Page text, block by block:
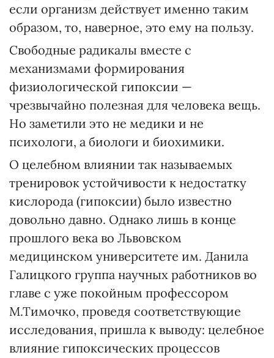
если организм действует именно таким
образом, то, наверное, это ему на пользу.
Свободные радикалы вместе с
механизмами формирования
физиологической гипоксии —
чрезвычайно полезная для человека вещь.
Но заметили это не медики и не
психологи, а биологи и биохимики.
О целебном влиянии так называемых
тренировок устойчивости к недостатку
кислорода (гипоксии) было известно
довольно давно. Однако лишь в конце
прошлого века во Львовском
медицинском университете им. Данила
Галицкого группа научных работников во
главе с уже покойным профессором
М.Тимочко, проведя соответствующие
исследования, пришла к выводу: целебное
влияние гипоксических процессов